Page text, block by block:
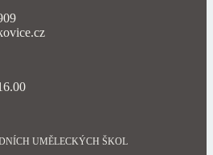
UMĚLECKÝCH ŠKOL